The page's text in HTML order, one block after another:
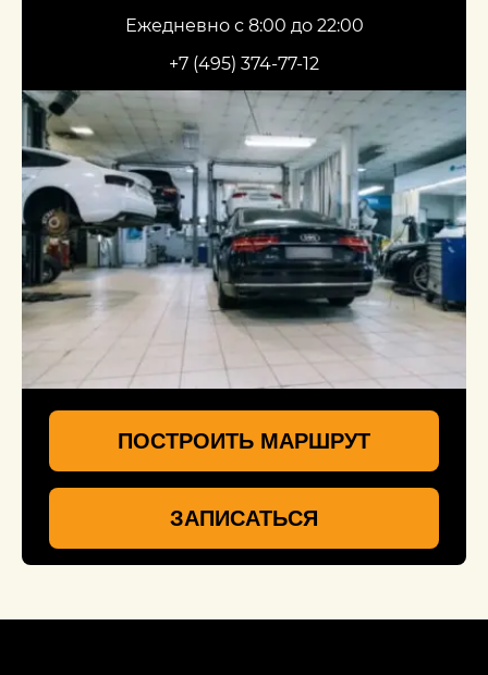
Ежедневно с 8:00 до 22:00
+7 (495) 374-77-12
ПОСТРОИТЬ МАРШРУТ
ЗАПИСАТЬСЯ